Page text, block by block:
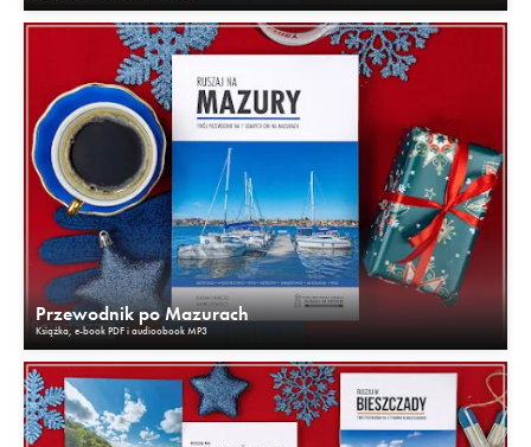
Przewodnik po Mazurach
Książka, e-book PDF i audioobook MP3